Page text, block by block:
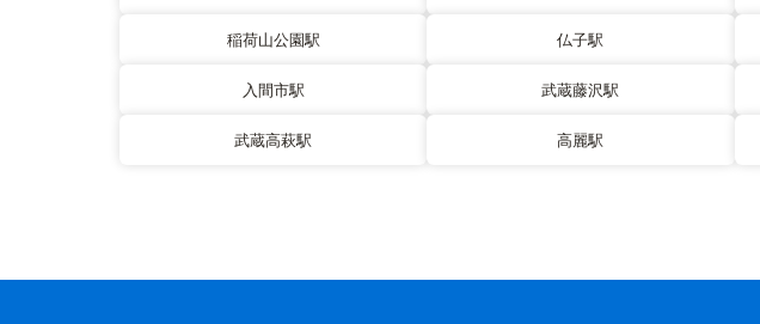
稲荷山公園駅 仏子駅
入間市駅 武蔵藤沢駅
武蔵高萩駅 高麗駅